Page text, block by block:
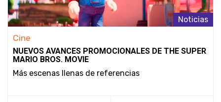
Noticias
Cine
NUEVOS AVANCES PROMOCIONALES DE THE SUPER
MARIO BROS. MOVIE
Más escenas llenas de referencias